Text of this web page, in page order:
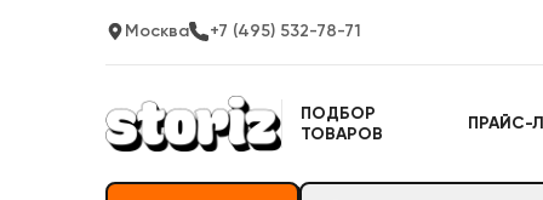
Москва +7 (495) 532-78-71
ПОДБОР
ТОВАРОВ
ПРАЙС-